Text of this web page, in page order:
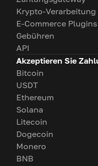
Krypto-Verarbeitung
E-Commerce Plugins
Gebühren
API
Akzeptieren Sie
Bitcoin
USDT
Ethereum
Solana
Litecoin
Dogecoin
Monero
BNB